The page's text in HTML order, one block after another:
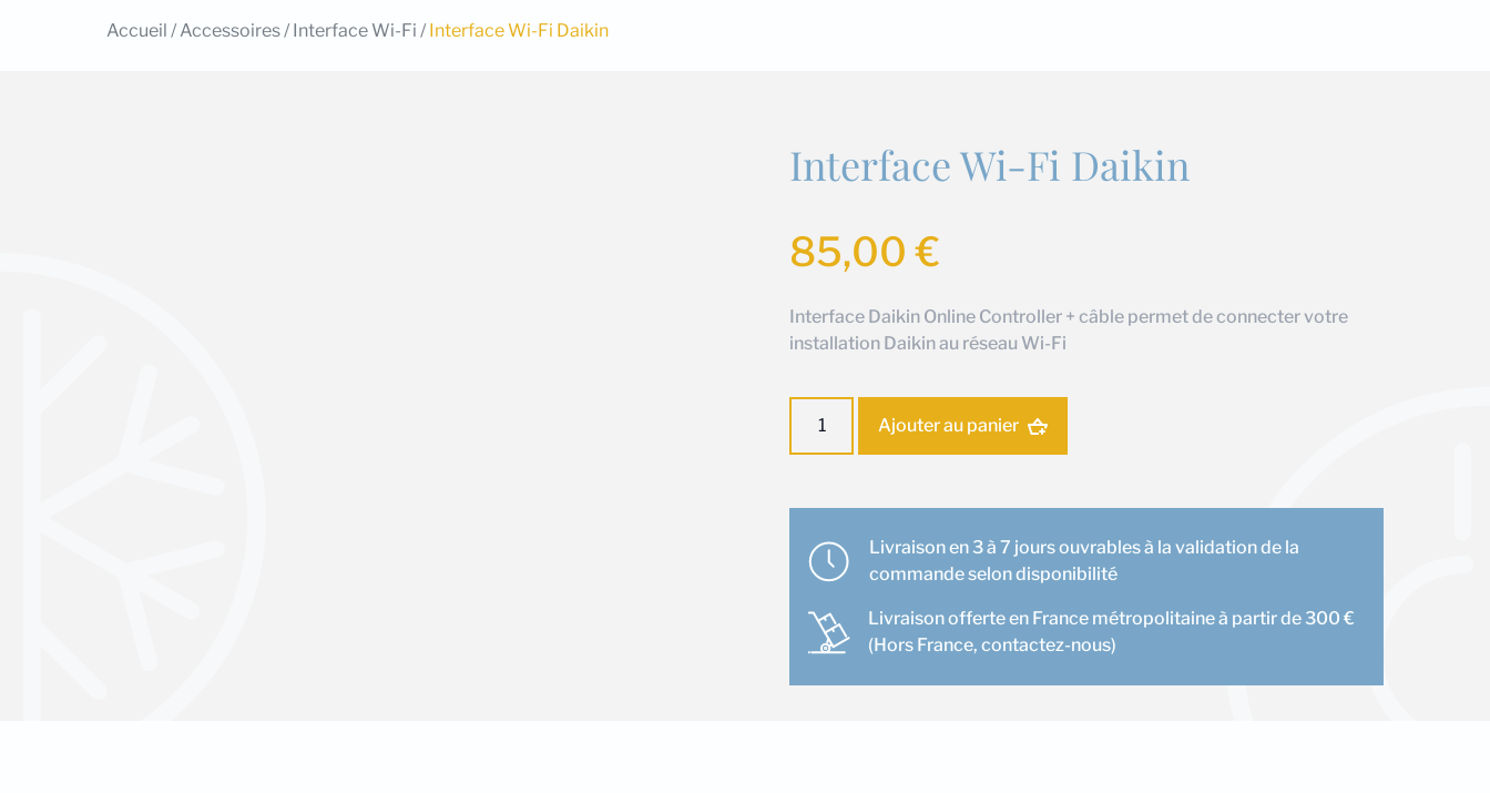
Accueil / Accessoires/ Interface Wi-Fi / Interface Wi-Fi Daikin
Interface Wi-Fi Daikin
85,00€
Interface Daikin Online Controller + câble permet de connecter votre
installation Daikin au réseau Wi-Fi
Interface
Fi
Daikin
Ajouter au panier
Livraison en 3 à 7 jours ouvrables à la validation de la
commande selon disponibilité
Livraison offerte en France métropolitaine à partir de 300 €
(Hors France, contactez-nous)